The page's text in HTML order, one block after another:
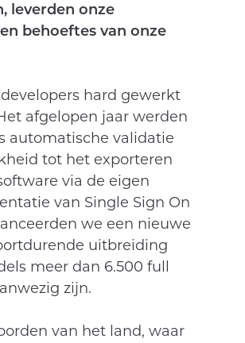
leverden onze
behoeftes van onze
hard gewerkt
afgelopen jaar werden
automatische validatie
tot het exporteren
via de eigen
van Single Sign On
we een nieuwe
uitbreiding
meer dan 6.500 full
zijn.
van het land, waar